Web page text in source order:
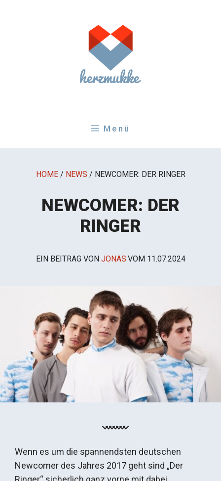
Menü
HOME / NEWS / NEWCOMER: DER RINGER
NEWCOMER: DER
RINGER
EIN BEITRAG VON JONAS VOM 11.07.2024
Wenn es um die spannendsten deutschen
Newcomer des Jahres 2017 geht sind „Der